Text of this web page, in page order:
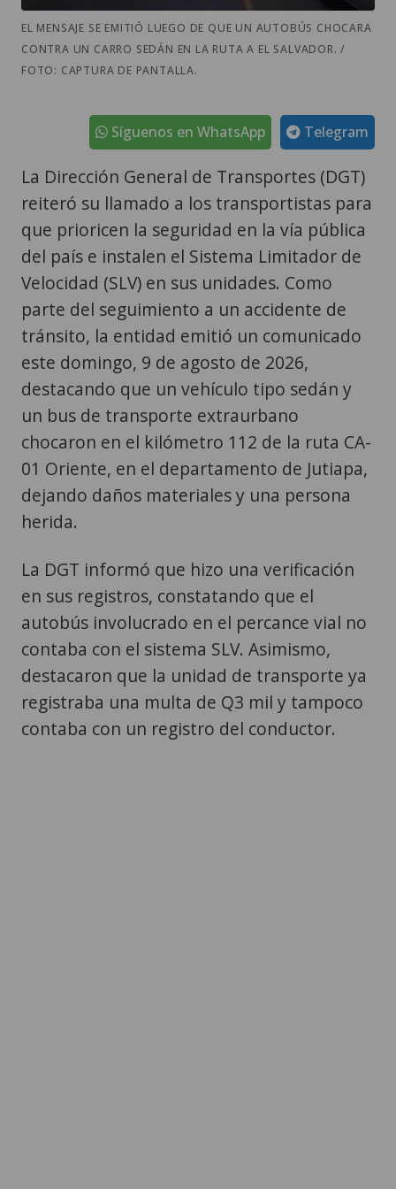
EL MENSAJE SE EMITIÓ LUEGO DE QUE UN AUTOBÚS CHOCARA
CONTRA UN CARRO SEDÁN EN LA RUTA A EL SALVADOR. /
FOTO: CAPTURA DE PANTALLA.
Telegram
Síguenos en WhatsApp
La Dirección General de Transportes (DGT)
reiteró su llamado a los transportistas para
que prioricen la seguridad en la vía pública
del país e instalen el Sistema Limitador de
Velocidad (SLV) en sus unidades. Como
parte del seguimiento a un accidente de
tránsito, la entidad emitió un comunicado
este domingo, 9 de agosto de 2026,
destacando que un vehículo tipo sedán y
un bus de transporte extraurbano
chocaron en el kilómetro 112 de la ruta CA-
01 Oriente, en el departamento de Jutiapa,
dejando daños materiales y una persona
herida.
La DGT informó que hizo una verificación
en sus registros, constatando que el
autobús involucrado en el percance vial no
contaba con el sistema SLV. Asimismo,
destacaron que la unidad de transporte ya
registraba una multa de Q3 mil y tampoco
contaba con un registro del conductor.